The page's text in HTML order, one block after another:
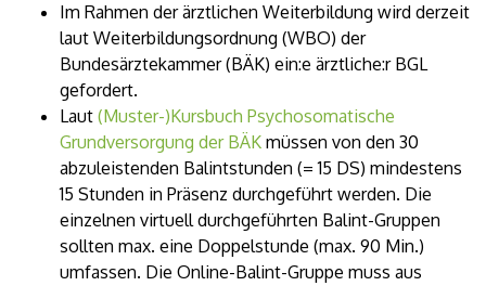
Im Rahmen der ärztlichen Weiterbildung wird derzeit
laut Weiterbildungsordnung (WBO) der
Bundesärztekammer (BÄK) ein:e ärztliche:r BGL
gefordert.
Laut (Muster-)Kursbuch Psychosomatische
Grundversorgung der BÄK müssen von den 30
abzuleistenden Balintstunden (= 15 DS) mindestens
15 Stunden in Präsenz durchgeführt werden. Die
einzelnen virtuell durchgeführten Balint-Gruppen
sollten max. eine Doppelstunde (max. 90 Min.)
umfassen. Die Online-Balint-Gruppe muss aus